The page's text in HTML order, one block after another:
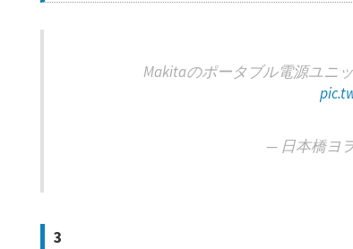
Makitaのポータブル電源ユニ
— 日本橋ヨ
3